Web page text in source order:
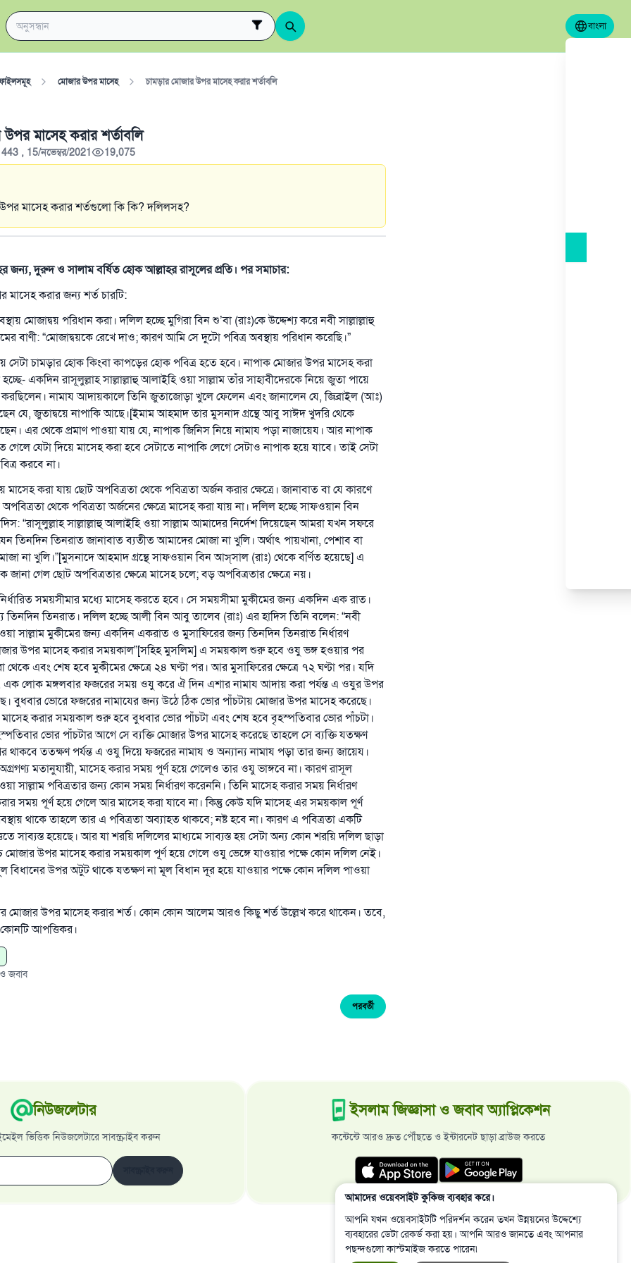
বাংলা
মোজার উপর মাসেহ চামড়ার মোজার উপর মাসেহ করার শর্তাবলি
মাসেহ করার শর্তাবলি
, 15/নভেম্বর/2021 19,075
মাসেহ করার শর্তগুলো কি কি? দলিলসহ?
জন্য, দুরুদ ও সালাম বর্ষিত হোক আল্লাহর রাসূলের প্রতি। পর সমাচার:
মাসেহ করার জন্য শর্ত চারটি:
মোজাদ্বয় পরিধান করা। দলিল হচ্ছে মুগিরা বিন শু’বা (রাঃ)কে উদ্দেশ্য করে নবী সাল্লাল্লাহু
বাণী: “মোজাদ্বয়কে রেখে দাও; কারণ আমি সে দুটো পবিত্র অবস্থায় পরিধান করেছি।”
সেটা চামড়ার হোক কিংবা কাপড়ের হোক পবিত্র হতে হবে। নাপাক মোজার উপর মাসেহ করা
একদিন রাসূলুল্লাহ সাল্লাল্লাহু আলাইহি ওয়া সাল্লাম তাঁর সাহাবীদেরকে নিয়ে জুতা পায়ে
করছিলেন। নামায আদায়কালে তিনি জুতাজোড়া খুলে ফেলেন এবং জানালেন যে, জিব্রাইল (আঃ)
যে, জুতাদ্বয়ে নাপাকি আছে।[ইমাম আহমাদ তার মুসনাদ গ্রন্থে আবু সাঈদ খুদরি থেকে
এর থেকে প্রমাণ পাওয়া যায় যে, নাপাক জিনিস নিয়ে নামায পড়া নাজায়েয। আর নাপাক
গেলে যেটা দিয়ে মাসেহ করা হবে সেটাতে নাপাকি লেগে সেটাও নাপাক হয়ে যাবে। তাই সেটা
করবে না।
মাসেহ করা যায় ছোট অপবিত্রতা থেকে পবিত্রতা অর্জন করার ক্ষেত্রে। জানাবাত বা যে কারণে
থেকে পবিত্রতা অর্জনের ক্ষেত্রে মাসেহ করা যায় না। দলিল হচ্ছে সাফওয়ান বিন
“রাসূলুল্লাহ সাল্লাল্লাহু আলাইহি ওয়া সাল্লাম আমাদের নির্দেশ দিয়েছেন আমরা যখন সফরে
তিনদিন তিনরাত জানাবাত ব্যতীত আমাদের মোজা না খুলি। অর্থাৎ পায়খানা, পেশাব বা
না খুলি।”[মুসনাদে আহমাদ গ্রন্থে সাফওয়ান বিন আস্‌সাল (রাঃ) থেকে বর্ণিত হয়েছে] এ
জানা গেল ছোট অপবিত্রতার ক্ষেত্রে মাসেহ চলে; বড় অপবিত্রতার ক্ষেত্রে নয়।
নির্ধারিত সময়সীমার মধ্যে মাসেহ করতে হবে। সে সময়সীমা মুকীমের জন্য একদিন এক রাত।
তিনদিন তিনরাত। দলিল হচ্ছে আলী বিন আবু তালেব (রাঃ) এর হাদিস তিনি বলেন: “নবী
ওয়া সাল্লাম মুকীমের জন্য একদিন একরাত ও মুসাফিরের জন্য তিনদিন তিনরাত নির্ধারণ
উপর মাসেহ করার সময়কাল”[সহিহ মুসলিম] এ সময়কাল শুরু হবে ওযু ভঙ্গ হওয়ার পর
থেকে এবং শেষ হবে মুকীমের ক্ষেত্রে ২৪ ঘণ্টা পর। আর মুসাফিরের ক্ষেত্রে ৭২ ঘণ্টা পর। যদি
এক লোক মঙ্গলবার ফজরের সময় ওযু করে ঐ দিন এশার নামায আদায় করা পর্যন্ত এ ওযুর উপর
বুধবার ভোরে ফজরের নামাযের জন্য উঠে ঠিক ভোর পাঁচটায় মোজার উপর মাসেহ করেছে।
মাসেহ করার সময়কাল শুরু হবে বুধবার ভোর পাঁচটা এবং শেষ হবে বৃহস্পতিবার ভোর পাঁচটা।
ভোর পাঁচটার আগে সে ব্যক্তি মোজার উপর মাসেহ করেছে তাহলে সে ব্যক্তি যতক্ষণ
থাকবে ততক্ষণ পর্যন্ত এ ওযু দিয়ে ফজরের নামায ও অন্যান্য নামায পড়া তার জন্য জায়েয।
মতানুযায়ী, মাসেহ করার সময় পূর্ণ হয়ে গেলেও তার ওযু ভাঙ্গবে না। কারণ রাসূল
ওয়া সাল্লাম পবিত্রতার জন্য কোন সময় নির্ধারণ করেননি। তিনি মাসেহ করার সময় নির্ধারণ
সময় পূর্ণ হয়ে গেলে আর মাসেহ করা যাবে না। কিন্তু কেউ যদি মাসেহ এর সময়কাল পূর্ণ
থাকে তাহলে তার এ পবিত্রতা অব্যাহত থাকবে; নষ্ট হবে না। কারণ এ পবিত্রতা একটি
সাব্যস্ত হয়েছে। আর যা শরয়ি দলিলের মাধ্যমে সাব্যস্ত হয় সেটা অন্য কোন শরয়ি দলিল ছাড়া
মোজার উপর মাসেহ করার সময়কাল পূর্ণ হয়ে গেলে ওযু ভেঙ্গে যাওয়ার পক্ষে কোন দলিল নেই।
উপর অটুট থাকে যতক্ষণ না মূল বিধান দূর হয়ে যাওয়ার পক্ষে কোন দলিল পাওয়া
মোজার উপর মাসেহ করার শর্ত। কোন কোন আলেম আরও কিছু শর্ত উল্লেখ করে থাকেন। তবে,
আপত্তিকর।
জবাব
পরবর্তী
নিউজলেটার
ভিত্তিক নিউজলেটারে সাবস্ক্রাইব করুন
ইসলাম জিজ্ঞাসা ও জবাব অ্যাপ্লিকেশন
কন্টেন্টে আরও দ্রুত পৌঁছতে ও ইন্টারনেট ছাড়া ব্রাউজ করতে
উত্তর নম্বর ১১০৮৪৫ একটি বিবাহ রক্ষা করেছিল।
উম্মাহকে উত্তর দিতে আমাদেরকে সহযোগিতা করুন
রাসূল সাল্লাল্লাহু আলাইহি ওয়া সাল্লাম বলেছেন
যে ব্যক্তি সৎ কর্মের পথ দেখাবে সে সৎকর্মকারীর সমান সওয়াব পাবে
(সহিহ মুসলিম; ১৮৯৩)
এখনই শরীক হোন
আমাদের ওয়েবসাইট কুকিজ ব্যবহার করে।
আপনি যখন ওয়েবসাইটটি পরিদর্শন করেন তখন উন্নয়নের উদ্দেশ্যে
ব্যবহারের ডেটা রেকর্ড করা হয়। আপনি আরও জানতে এবং আপনার
পছন্দগুলো কাস্টমাইজ করতে পারেন৷